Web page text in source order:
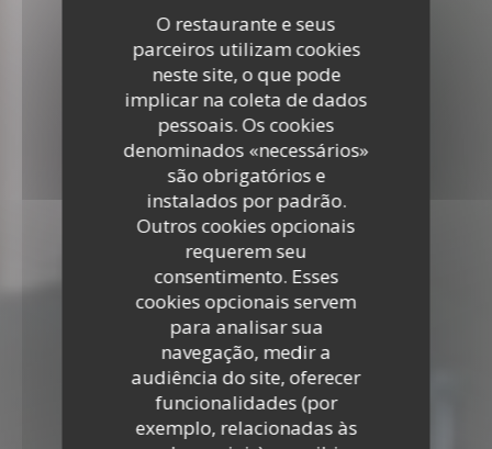
O restaurante e seus
parceiros utilizam cookies
neste site, o que pode
implicar na coleta de dados
pessoais. Os cookies
denominados «necessários»
são obrigatórios e
instalados por padrão.
Outros cookies opcionais
requerem seu
consentimento. Esses
cookies opcionais servem
para analisar sua
navegação, medir a
audiência do site, oferecer
funcionalidades (por
exemplo, relacionadas às